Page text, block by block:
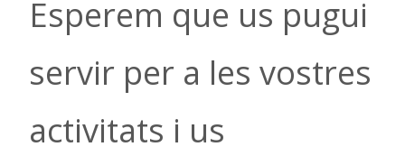
Esperem que us pugui
servir per a les vostres
activitats i us